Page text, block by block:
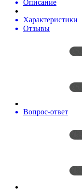
Описание
Характеристики
Отзывы
Вопрос-ответ